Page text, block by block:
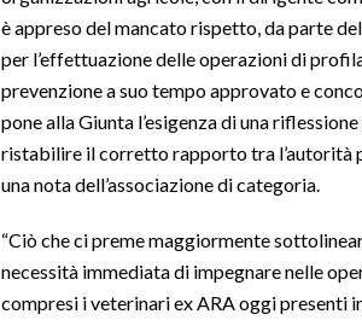
è appreso del mancato rispetto, da parte
per l’effettuazione delle operazioni di
prevenzione a suo tempo approvato e
pone alla Giunta l’esigenza di una
ristabilire il corretto rapporto tra l’autorità
una nota dell’associazione di categoria.
“Ciò che ci preme maggiormente
necessità immediata di impegnare nelle
compresi i veterinari ex ARA oggi presenti